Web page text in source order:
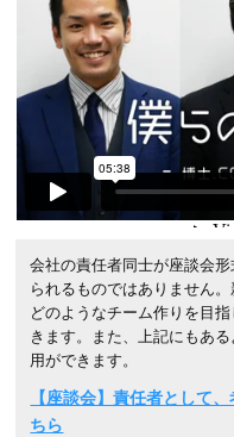
会社の責任者同士が座談会
られるものではありません
どのようなチーム作りを目
きます。また、上記にもあ
用ができます。
【座談会】責任者として
ちら